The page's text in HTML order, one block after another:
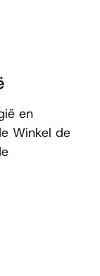
en
Winkel de